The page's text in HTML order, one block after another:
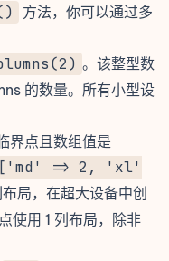
方法，你可以通过多
。该整型数
的数量。所有小型设
界点且数组值是
=> 2, 'xl'
局，在超大设备中创
使用 1 列布局，除非